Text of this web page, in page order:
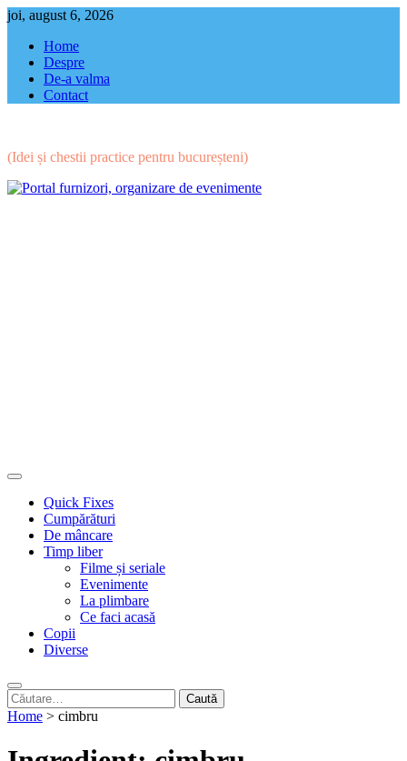
Skip
content
joi, august 6, 2026
Home
Despre
De-a valma
Contact
(Idei și chestii practice pentru bucureșteni)
Quick Fixes
Cumpărături
De mâncare
Timp liber
Filme și seriale
Evenimente
La plimbare
Ce faci acasă
Copii
Diverse
Caută
după:
Home > cimbru